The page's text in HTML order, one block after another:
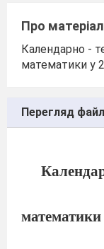
Про матеріал
Календарно -
математики у
Перегляд
математики